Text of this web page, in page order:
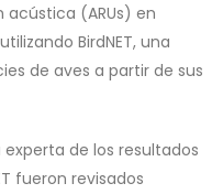
(ARUs) en
BirdNET, una
de aves a partir de sus
de los resultados
fueron revisados